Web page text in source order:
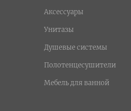
Аксессуары
Унитазы
Душевые системы
Полотенцесушители
Мебель для ванной